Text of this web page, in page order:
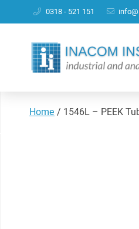
0318 - 521 151
Home/ 1546L – PEEK